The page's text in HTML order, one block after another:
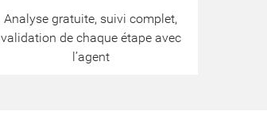
Analyse gratuite, suivi complet,
validation de chaque étape avec
l’agent